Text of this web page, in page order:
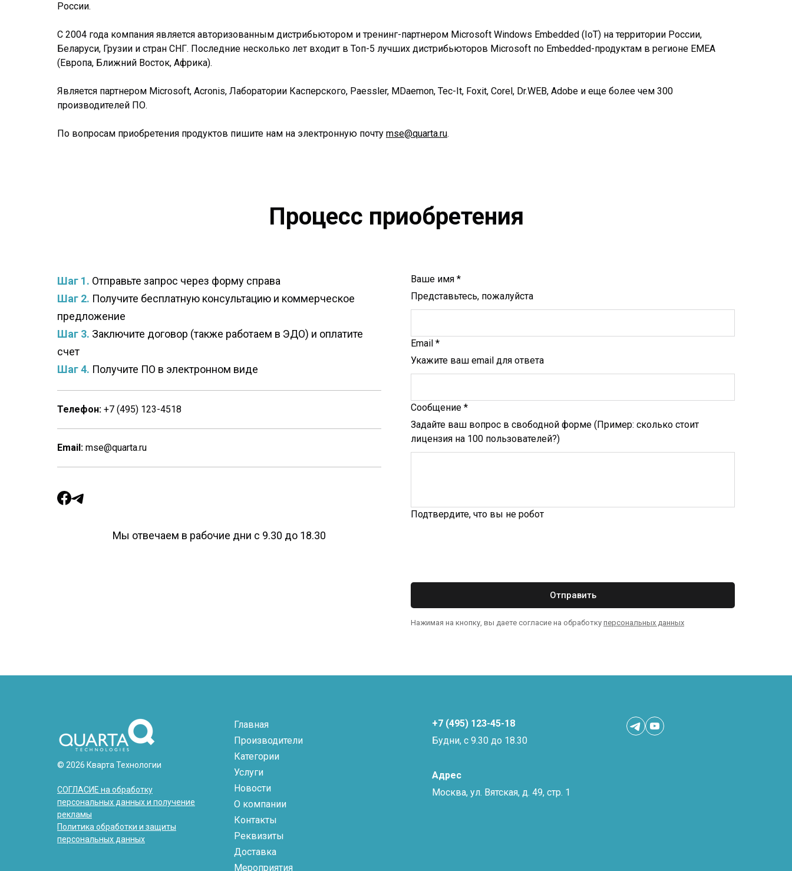
России.
С 2004 года компания является авторизованным дистрибьютором и тренинг-партнером Microsoft Windows Embedded (IoT) на территории России,
Беларуси, Грузии и стран СНГ. Последние несколько лет входит в Топ-5 лучших дистрибьюторов Microsoft по Embedded-продуктам в регионе EMEA
(Европа, Ближний Восток, Африка).
Является партнером Microsoft, Acronis, Лаборатории Касперского, Paessler, MDaemon, Tec-It, Foxit, Corel, Dr.WEB, Adobe и еще более чем 300
производителей ПО.
По вопросам приобретения продуктов пишите нам на электронную почту mse@quarta.ru.
Процесс приобретения
Шаг 1. Отправьте запрос через форму справа
Шаг 2. Получите бесплатную консультацию и коммерческое
предложение
Шаг 3. Заключите договор (также работаем в ЭДО) и оплатите
счет
Шаг 4. Получите ПО в электронном виде
Телефон: +7 (495) 123-4518
Email: mse@quarta.ru
Мы отвечаем в рабочие дни с 9.30 до 18.30
Ваше имя *
Представьтесь, пожалуйста
Email *
Укажите ваш email для ответа
Сообщение *
Задайте ваш вопрос в свободной форме (Пример: сколько стоит
лицензия на 100 пользователей?)
Подтвердите, что вы не робот
Отправить
Нажимая на кнопку, вы даете согласие на обработку персональных данных
© 2026 Кварта Технологии
СОГЛАСИЕ на обработку
персональных данных и получение
рекламы
Политика обработки и защиты
персональных данных
Главная
Производители
Категории
Услуги
Новости
О компании
Контакты
Реквизиты
Доставка
Мероприятия
+7 (495) 123-45-18
Будни, с 9.30 до 18.30
Адрес
Москва, ул. Вятская, д. 49, стр. 1